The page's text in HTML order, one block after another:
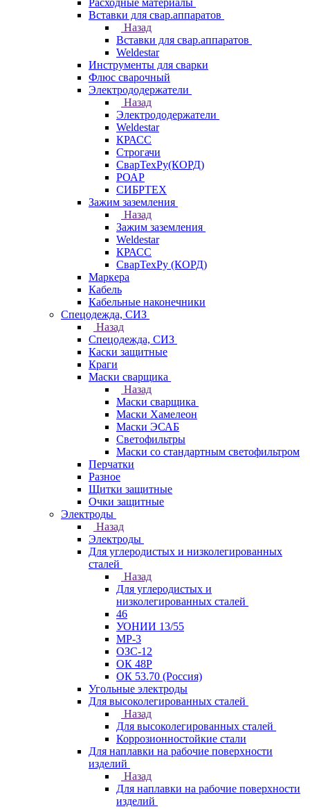
Расходные материалы
Вставки для свар.аппаратов
Назад
Вставки для свар.аппаратов
Weldestar
Инструменты для сварки
Флюс сварочный
Электрододержатели
Назад
Электрододержатели
Weldestar
КРАСС
Строгачи
СварТехРу(КОРД)
РОАР
СИБРТЕХ
Зажим заземления
Назад
Зажим заземления
Weldestar
КРАСС
СварТехРу (КОРД)
Маркера
Кабель
Кабельные наконечники
Спецодежда, СИЗ
Назад
Спецодежда, СИЗ
Каски защитные
Краги
Маски сварщика
Назад
Маски сварщика
Маски Хамелеон
Маски ЭСАБ
Светофильтры
Маски со стандартным светофильтром
Перчатки
Разное
Щитки защитные
Очки защитные
Электроды
Назад
Электроды
Для углеродистых и низколегированных
сталей
Назад
Для углеродистых и
низколегированных сталей
46
УОНИИ 13/55
МР-3
ОЗС-12
ОК 48Р
ОК 53.70 (Россия)
Угольные электроды
Для высоколегированных сталей
Назад
Для высоколегированных сталей
Коррозионностойкие стали
Для наплавки на рабочие поверхности
изделий
Назад
Для наплавки на рабочие поверхности
изделий